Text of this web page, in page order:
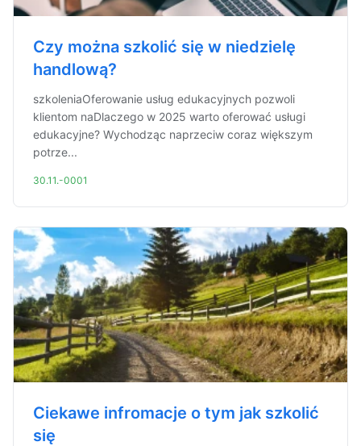
Czy można szkolić się w niedzielę
handlową?
szkoleniaOferowanie usług edukacyjnych pozwoli
klientom naDlaczego w 2025 warto oferować usługi
edukacyjne? Wychodząc naprzeciw coraz większym
potrze...
30.11.-0001
Ciekawe infromacje o tym jak szkolić
się